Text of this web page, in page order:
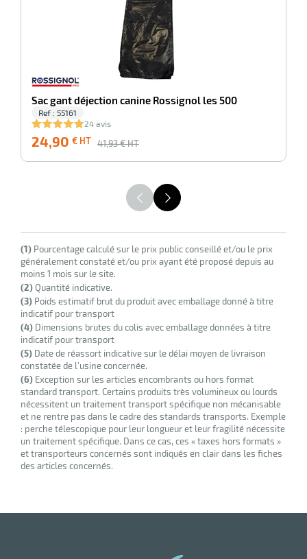
Sac gant déjection canine Rossignol les 500
Ref : 55161
24 avis
24,90 € HT 41,93 € HT
(1) Pourcentage calculé sur le prix public conseillé et/ou le prix
généralement constaté et/ou prix ayant été proposé depuis au
moins 1 mois sur le site.
(2)Quantité indicative.
(3) Poids estimatif brut du produit avec emballage donné à titre
indicatif pour transport
(4) Dimensions brutes du colis avec emballage données à titre
indicatif pour transport
(5) Date de réassort indicative sur le délai moyen de livraison
constatée de l’usine concernée.
(6) Exception sur les articles encombrants ou hors format
standard transport. Certains produits très volumineux ou lourds
nécessitent un traitement transport spécifique non mécanisable
et ne rentre pas dans le cadre des standards transports. Exemple
: perche télescopique pour leur longueur et leur fragilité nécessite
un traitement spécifique. Dans ce cas, ces « taxes hors formats »
et transporteurs concernés sont indiqués en clair dans les fiches
des articles concernés.